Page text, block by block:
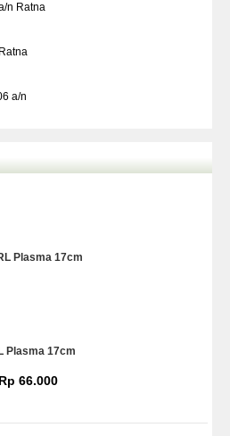
n Ratna
a/n
Plasma 17cm
Rp 66.000